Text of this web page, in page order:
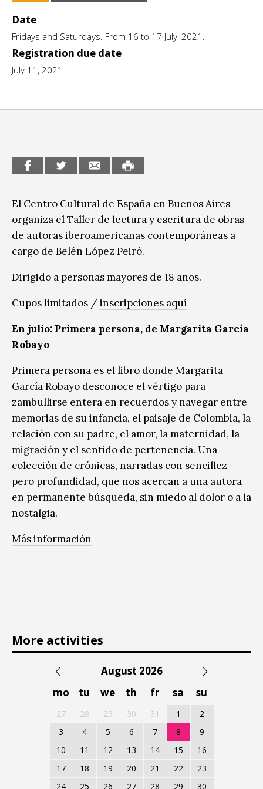
CCE en el interior/libros
Espacio itinerante de lectura infantil
Exposiciones
Formación
Género y Diversidad
Medio Ambiente
Música
Sin categoría
Date
Fridays and Saturdays. From 16 to 17 July, 2021.
Registration due date
July 11, 2021
El Centro Cultural de España en Buenos Aires
organiza el Taller de lectura y escritura de obras
de autoras iberoamericanas contemporáneas a
cargo de Belén López Peiró.
Dirigido a personas mayores de 18 años.
Cupos limitados /inscripciones aquí
En julio: Primera persona, de Margarita García
Robayo
Primera persona es el libro donde Margarita
García Robayo desconoce el vértigo para
zambullirse entera en recuerdos y navegar entre
memorias de su infancia, el paisaje de Colombia, la
relación con su padre, el amor, la maternidad, la
migración y el sentido de pertenencia. Una
colección de crónicas, narradas con sencillez
pero profundidad, que nos acercan a una autora
en permanente búsqueda, sin miedo al dolor o a la
nostalgia.
Más información
More activities
August 2026
mo
tu we th fr sa su
27 28 29 30 31 1
2
3
4 5 6 7 8
9
10
11 12 13 14 15
16
17
18 19 20 21 22
23
24
25 26 27 28 29
30